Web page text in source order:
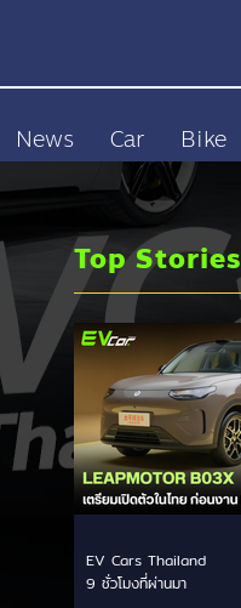
News Car Bike
Top Stories
EV Cars Thailand
9 ชั่วโมงที่ผ่านมา